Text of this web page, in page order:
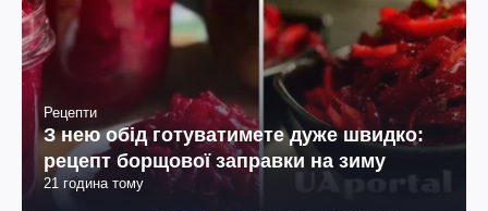
Рецепти
З нею обід готуватимете дуже швидко:
рецепт борщової заправки на зиму
21 година тому